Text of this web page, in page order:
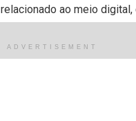
ao meio digital,
são aparelhos
e 3% acreditam
ADVERTISEMENT